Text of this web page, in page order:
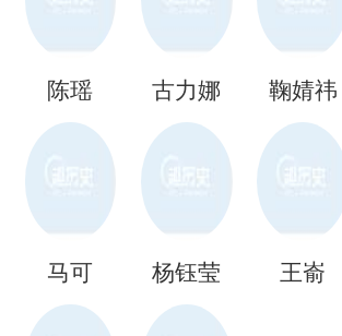
陈瑶 古力娜 鞠婧祎
马可 杨钰莹 王嵛